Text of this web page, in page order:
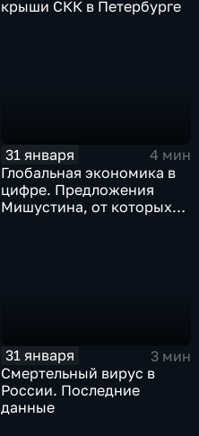
крыши СКК в Петербурге
31 января
4 мин
Глобальная экономика в
цифре. Предложения
Мишустина, от которых
31 января
3 мин
Смертельный вирус в
России. Последние
данные